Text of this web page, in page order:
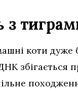
з
коти дуже
збігається